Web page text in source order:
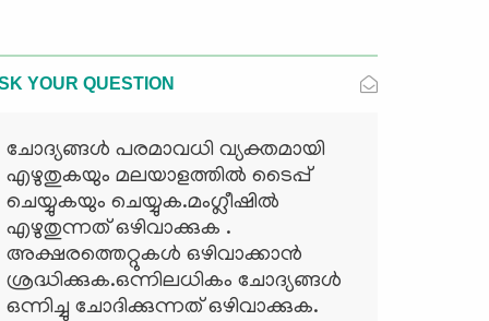
YOUR QUESTION
ചോദ്യങ്ങള്‍ പരമാവധി വ്യക്തമായി
എഴുതുകയും മലയാളത്തില്‍ ടൈപ്പ്
ചെയ്യുകയും ചെയ്യുക.മംഗ്ലീഷില്‍
എഴുതുന്നത് ഒഴിവാക്കുക .
അക്ഷരത്തെറ്റുകള്‍ ഒഴിവാക്കാന്‍
ശ്രദ്ധിക്കുക.ഒന്നിലധികം ചോദ്യങ്ങള്‍
ഒന്നിച്ചു ചോദിക്കുന്നത് ഒഴിവാക്കുക.